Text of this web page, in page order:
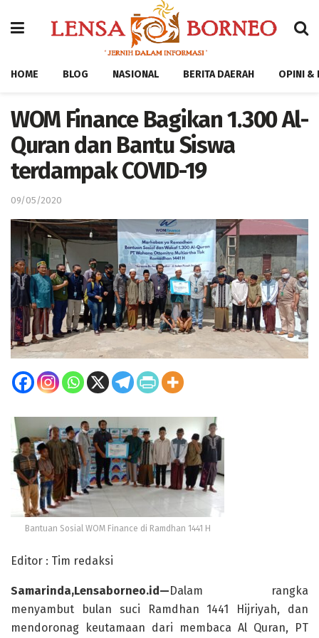
HOME BLOG NASIONAL BERITA DAERAH OPINI &
WOM Finance Bagikan 1.300 Al-
Quran dan Bantu Siswa
terdampak COVID-19
09/05/2020
Bantuan Sosial WOM Finance di Ramdhan 1441 H
Editor : Tim redaksi
Samarinda,Lensaborneo.id—Dalam rangka
menyambut bulan suci Ramdhan 1441 Hijriyah, dan
mendoronag keutamaan dari membaca Al Quran, PT